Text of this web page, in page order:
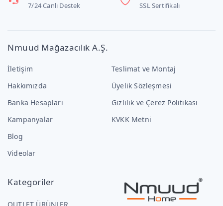
7/24 Canlı Destek SSL Sertifikalı
Nmuud Mağazacılık A.Ş.
İletişim
Hakkımızda
Banka Hesapları
Kampanyalar
Blog
Videolar
Teslimat ve Montaj
Üyelik Sözleşmesi
Gizlilik ve Çerez Politikası
KVKK Metni
Kategoriler